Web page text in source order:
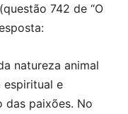
742 de “O
natureza animal
espiritual e
das paixões. No